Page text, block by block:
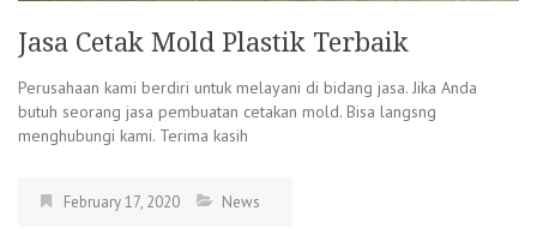
Jasa Cetak Mold Plastik Terbaik
Perusahaan kami berdiri untuk melayani di bidang jasa. Jika Anda
butuh seorang jasa pembuatan cetakan mold. Bisa langsng
menghubungi kami. Terima kasih
February 17, 2020 News